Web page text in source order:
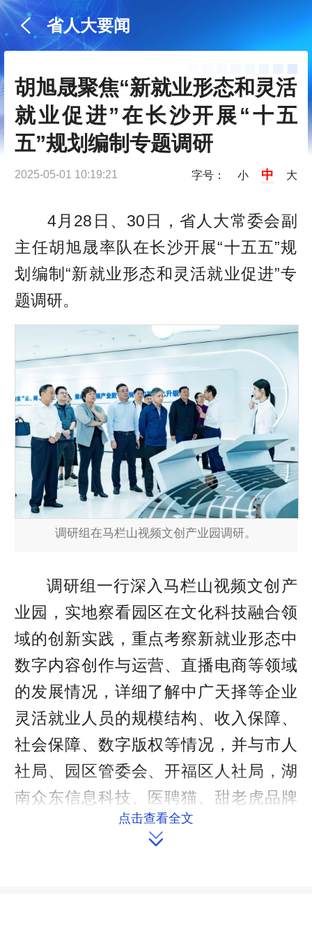
省人大要闻
胡旭晟聚焦“新就业形态和灵活
就业促进”在长沙开展“十五
五”规划编制专题调研
2025-05-01 10:19:21 字号： 小 中 大
4月28日、30日，省人大常委会副
主任胡旭晟率队在长沙开展“十五五”规
划编制“新就业形态和灵活就业促进”专
题调研。
调研组在马栏山视频文创产业园调研。
调研组一行深入马栏山视频文创产
业园，实地察看园区在文化科技融合领
域的创新实践，重点考察新就业形态中
数字内容创作与运营、直播电商等领域
的发展情况，详细了解中广天择等企业
灵活就业人员的规模结构、收入保障、
社会保障、数字版权等情况，并与市人
社局、园区管委会、开福区人社局，湖
南众东信息科技、医聘猫、甜老虎品牌
管理等企业，以及网络作家、视频传媒
行业从业者代表等，就平台经济用工模
点击查看全文
